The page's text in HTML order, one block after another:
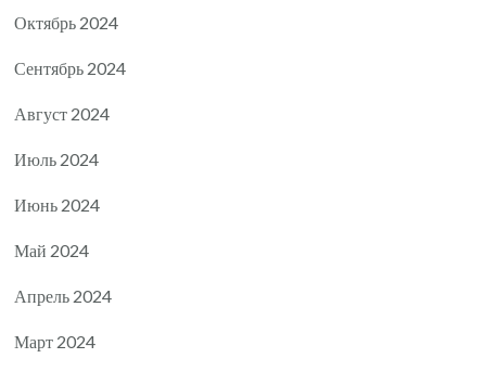
Октябрь 2024
Сентябрь 2024
Август 2024
Июль 2024
Июнь 2024
Май 2024
Апрель 2024
Март 2024